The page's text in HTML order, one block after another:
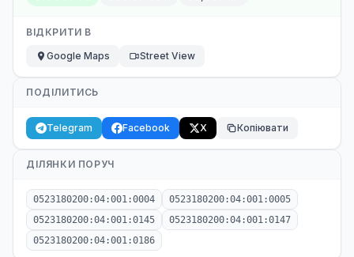
ВІДКРИТИ В
Google Maps
Street View
ПОДІЛИТИСЬ
Telegram Facebook X Копіювати
ДІЛЯНКИ ПОРУЧ
0523180200:04:001:0004
0523180200:04:001:0005
0523180200:04:001:0145
0523180200:04:001:0147
0523180200:04:001:0186